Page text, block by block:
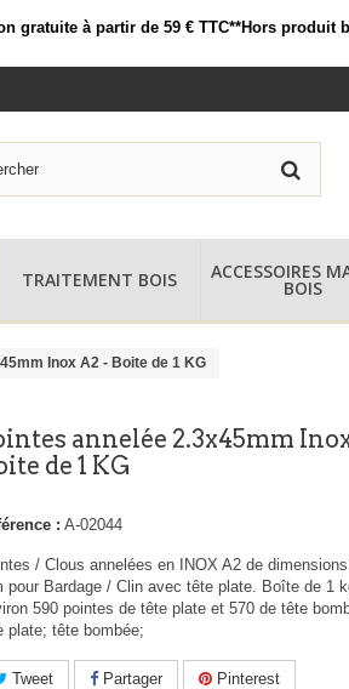
gratuite à partir de 59 € TTC**Hors produit
TRAITEMENT BOIS ACCESSOIRES
BOIS
Inox A2 - Boite de 1 KG
annelée 2.3x45mm
de 1 KG
: A-02044
/ Clous annelées en INOX A2 de
pour Bardage / Clin avec tête plate. Boîte de 1
590 pointes de tête plate et 570 de tête
plate; tête bombée;
Tweet Partager Pinterest